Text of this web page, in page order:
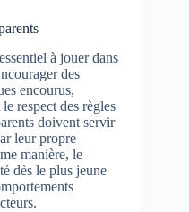
à jouer dans
des
encourus,
respect des règles
doivent servir
leur propre
manière, le
dès le plus jeune